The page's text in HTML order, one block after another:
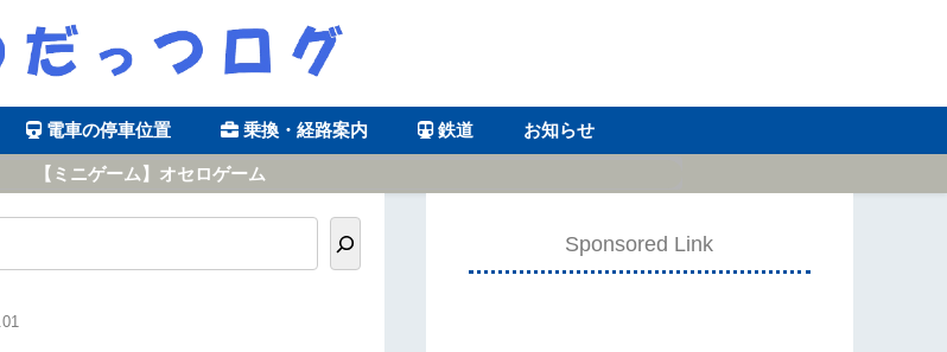
電車の停車位置 乗換・経路案内 鉄道 お知らせ
【ミニゲーム】オセロゲーム
Sponsored Link